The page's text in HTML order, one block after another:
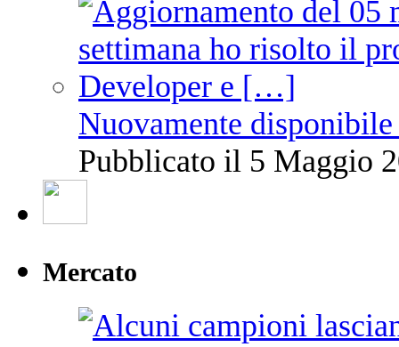
Nuovamente
Pubblicato il 5 Maggio
Mercato